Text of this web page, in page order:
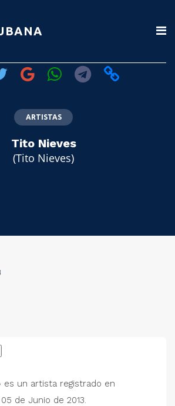
ARTISTAS
Tito Nieves
(Tito Nieves)
es un artista registrado en
de Junio de 2013.